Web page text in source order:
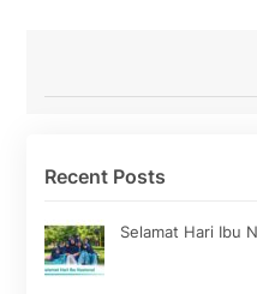
Recent Posts
Selamat Hari Ibu